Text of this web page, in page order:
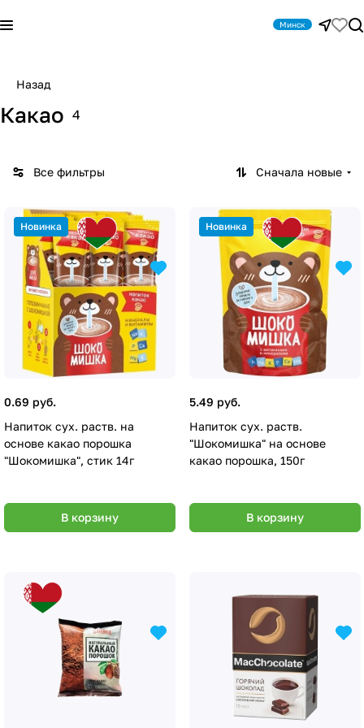
Минск
Назад
Какао 4
Все фильтры Сначала новые
Новинка
0.69 руб.
Напиток сух. раств. на
основе какао порошка
"Шокомишка", стик 14г
В корзину
Новинка
5.49 руб.
Напиток сух. раств.
"Шокомишка" на основе
какао порошка, 150г
В корзину